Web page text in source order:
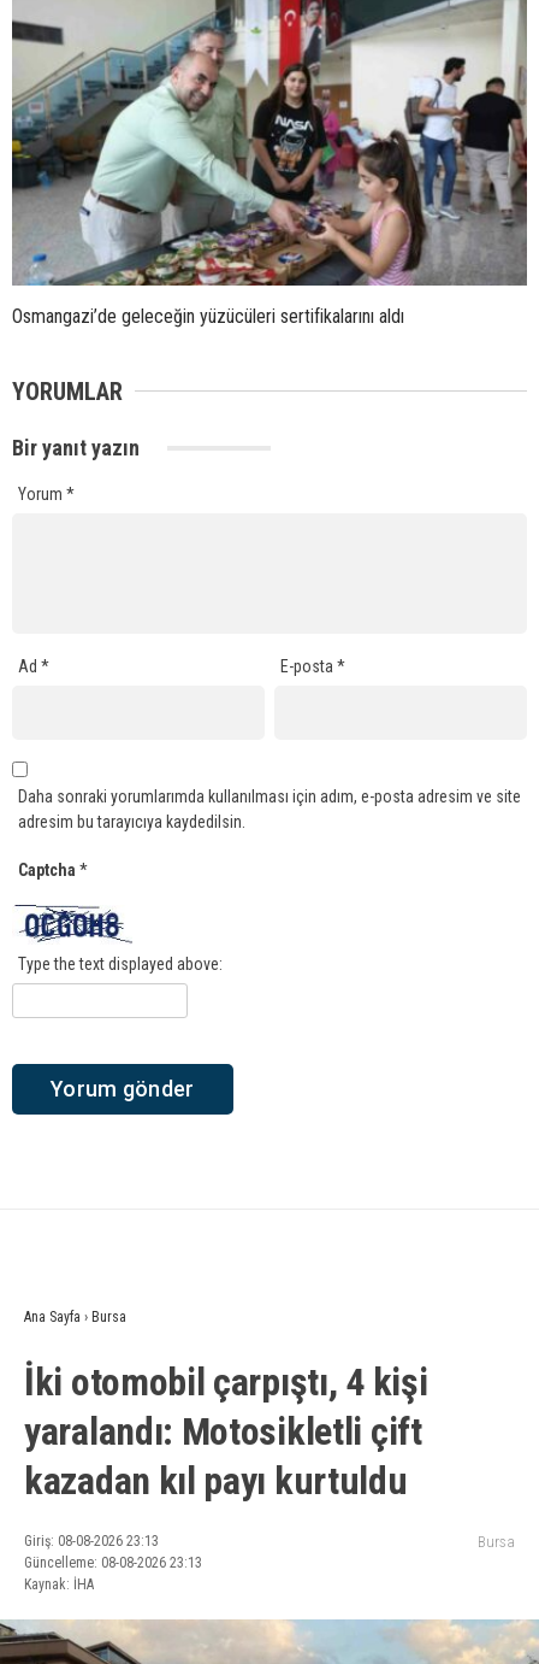
Osmangazi’de geleceğin yüzücüleri sertifikalarını aldı
YORUMLAR
Bir yanıt yazın
Yorum *
Ad * E-posta*
Daha sonraki yorumlarımda kullanılması için adım, e-posta adresim ve site
adresim bu tarayıcıya kaydedilsin.
Captcha *
Type the text displayed above:
Ana Sayfa › Bursa
İki otomobil çarpıştı, 4 kişi
yaralandı: Motosikletli çift
kazadan kıl payı kurtuldu
Giriş: 08-08-2026 23:13
Güncelleme: 08-08-2026 23:13
Kaynak: İHA
Bursa